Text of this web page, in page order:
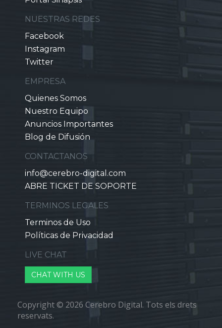
NUESTRAS REDES
Facebook
Instagram
Twitter
EMPRESA
Quienes Somos
Nuestro Equipo
Anuncios Importantes
Blog de Difusión
CONTACTANOS
info@cerebro-digital.com
ABRE TICKET DE SOPORTE
TERMINOS LEGALES
Terminos de Uso
Políticas de Privacidad
LIVE CHAT
CHAT WITH US
Copyright © 2026 Cerebro Digital. Tots els drets
reservats.